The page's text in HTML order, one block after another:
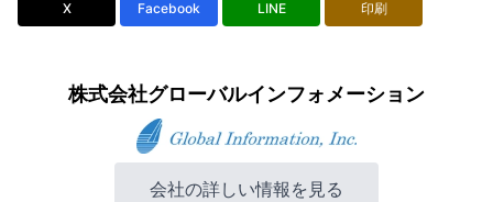
X Facebook LINE 印刷
株式会社グローバルインフォメーション
会社の詳しい情報を見る